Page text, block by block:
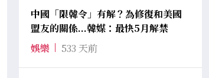
中國「限韓令」有解？為修復和美國
盟友的關係...韓媒：最快5月解禁
娛樂
533 天前